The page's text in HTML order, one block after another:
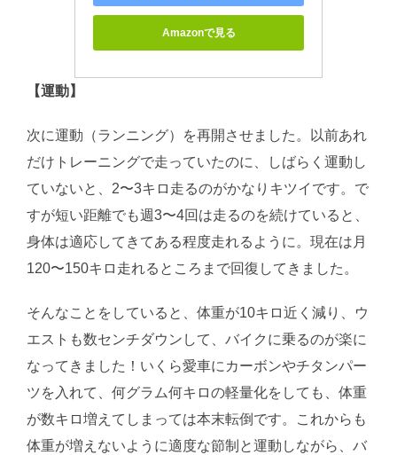
Amazonで見る
【運動】
次に運動（ランニング）を再開させました。以前あれ
だけトレーニングで走っていたのに、しばらく運動し
ていないと、2〜3キロ走るのがかなりキツイです。で
すが短い距離でも週3〜4回は走るのを続けていると、
身体は適応してきてある程度走れるように。現在は月
120〜150キロ走れるところまで回復してきました。
そんなことをしていると、体重が10キロ近く減り、ウ
エストも数センチダウンして、バイクに乗るのが楽に
なってきました！いくら愛車にカーボンやチタンパー
ツを入れて、何グラム何キロの軽量化をしても、体重
が数キロ増えてしまっては本末転倒です。これからも
体重が増えないように適度な節制と運動しながら、バ